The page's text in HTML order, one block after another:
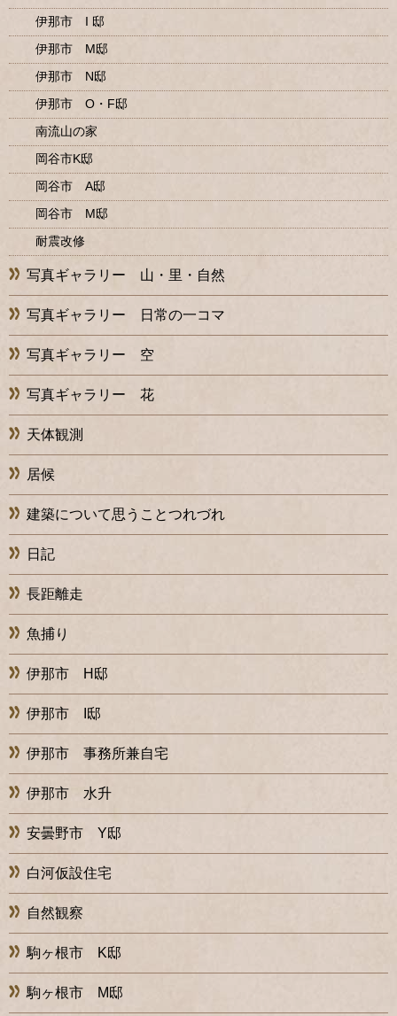
伊那市 I 邸
伊那市 M邸
伊那市 N邸
伊那市 O・F邸
南流山の家
岡谷市K邸
岡谷市 A邸
岡谷市 M邸
耐震改修
写真ギャラリー 山・里・自然
写真ギャラリー 日常の一コマ
写真ギャラリー 空
写真ギャラリー 花
天体観測
居候
建築について思うことつれづれ
日記
長距離走
魚捕り
伊那市 H邸
伊那市 I邸
伊那市 事務所兼自宅
伊那市 水升
安曇野市 Y邸
白河仮設住宅
自然観察
駒ヶ根市 K邸
駒ヶ根市 M邸